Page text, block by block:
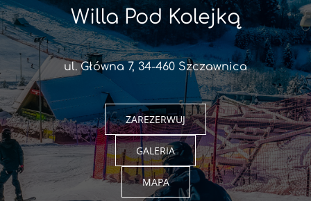
Willa Pod Kolejką
ul. Główna 7, 34-460 Szczawnica
ZAREZERWUJ
GALERIA
MAPA